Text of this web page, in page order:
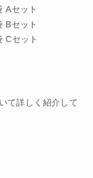
セット
Bセット
Cセット
て詳しく紹介して